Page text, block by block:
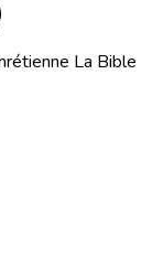
La Bible